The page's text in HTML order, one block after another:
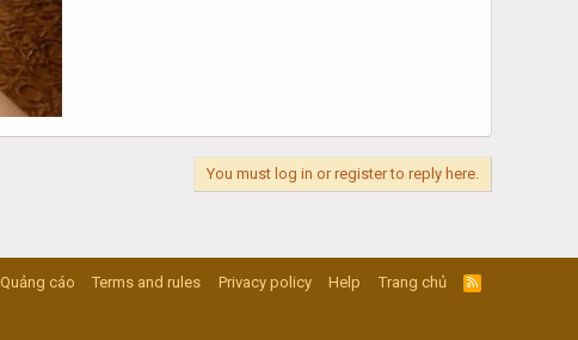
You must log in or register to reply here.
Quảng cáo Terms and rules Privacy policy Help Trang chủ
R
S